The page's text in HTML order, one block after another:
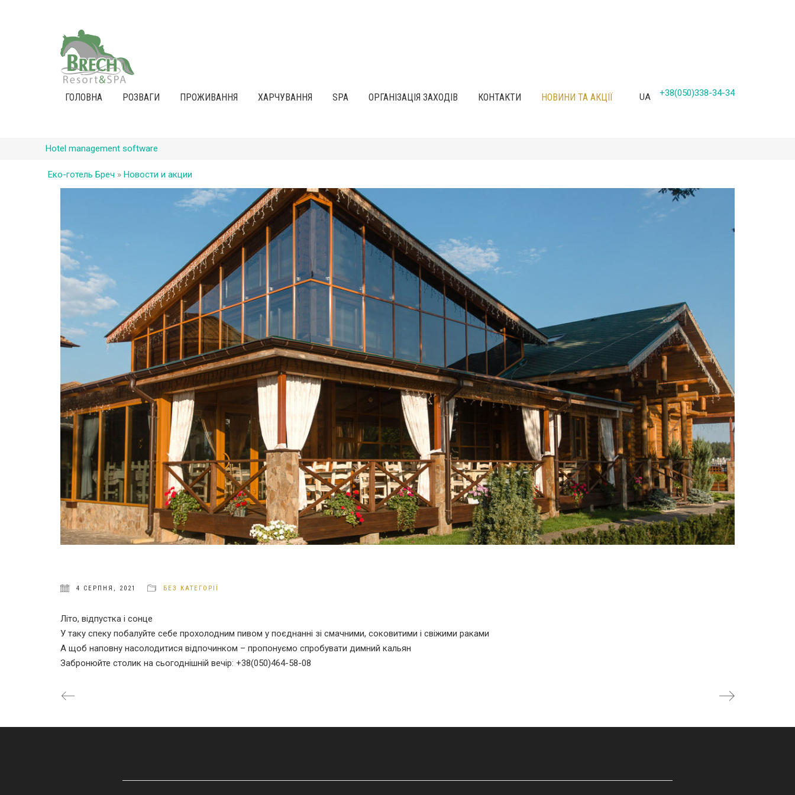
ГОЛОВНА РОЗВАГИ ПРОЖИВАННЯ ХАРЧУВАННЯ SPA ОРГАНІЗАЦІЯ ЗАХОДІВ КОНТАКТИ НОВИНИ ТА АКЦІЇ UA +38(050)338-34-34
Hotel management software
Еко-готель Бреч » Новости и акции
4 СЕРПНЯ, 2021 БЕЗ КАТЕГОРІЇ
Літо, відпустка і сонце
У таку спеку побалуйте себе прохолодним пивом у поєднанні зі смачними, соковитими і свіжими раками
А щоб наповну насолодитися відпочинком – пропонуємо спробувати димний кальян
Забронюйте столик на сьогоднішній вечір: +38(050)464-58-08